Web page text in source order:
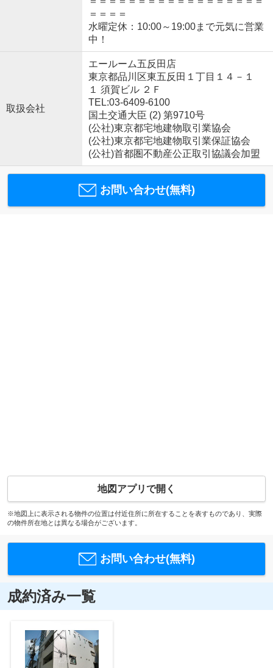
＝＝＝＝
水曜定休：10:00～19:00まで元気に営業
中！
取扱会社
エールーム五反田店
東京都品川区東五反田１丁目１４－１
１ 須賀ビル ２Ｆ
TEL:03-6409-6100
国土交通大臣 (2) 第9710号
(公社)東京都宅地建物取引業協会
(公社)東京都宅地建物取引業保証協会
(公社)首都圏不動産公正取引協議会加盟
お問い合わせ(無料)
地図アプリで開く
※地図上に表示される物件の位置は付近住所に所在することを表すものであり、実際
の物件所在地とは異なる場合がございます。
お問い合わせ(無料)
成約済み一覧